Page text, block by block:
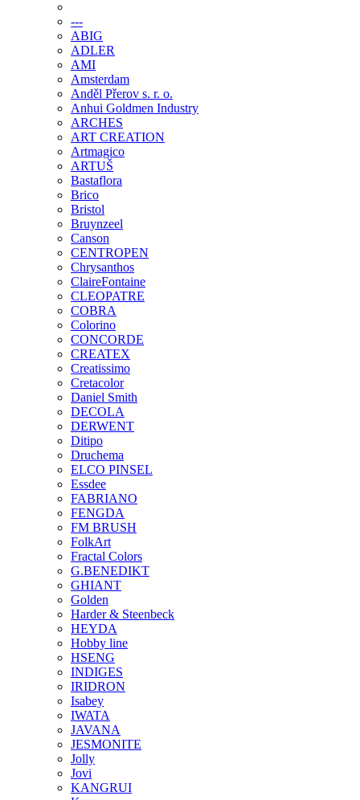
---
ABIG
ADLER
AMI
Amsterdam
Anděl Přerov s. r. o.
Anhui Goldmen Industry
ARCHES
ART CREATION
Artmagico
ARTUŠ
Bastaflora
Brico
Bristol
Bruynzeel
Canson
CENTROPEN
Chrysanthos
ClaireFontaine
CLEOPATRE
COBRA
Colorino
CONCORDE
CREATEX
Creatissimo
Cretacolor
Daniel Smith
DECOLA
DERWENT
Ditipo
Druchema
ELCO PINSEL
Essdee
FABRIANO
FENGDA
FM BRUSH
FolkArt
Fractal Colors
G.BENEDIKT
GHIANT
Golden
Harder & Steenbeck
HEYDA
Hobby line
HSENG
INDIGES
IRIDRON
Isabey
IWATA
JAVANA
JESMONITE
Jolly
Jovi
KANGRUI